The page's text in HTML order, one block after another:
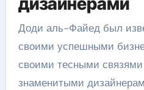
Доди аль-Файед был
своими успешными
своими тесными
знаменитыми